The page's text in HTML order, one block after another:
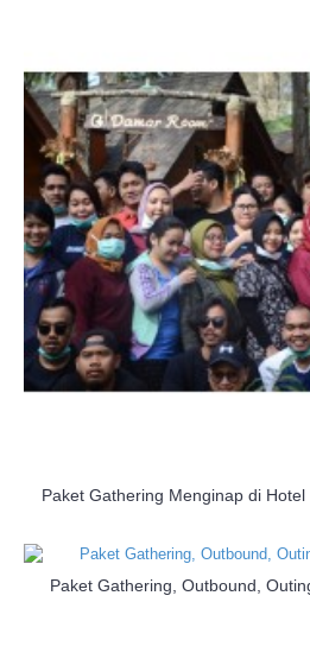
Paket Gathering Menginap di
Paket Gathering, Outbound,